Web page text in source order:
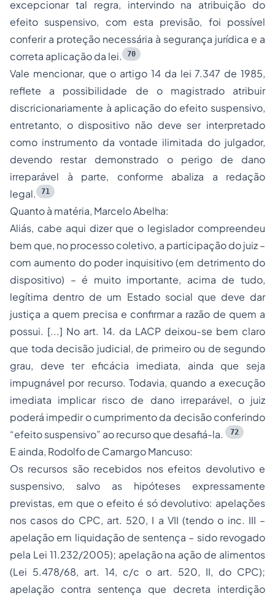
excepcionar tal regra, intervindo na atribuição do
efeito suspensivo, com esta previsão, foi possível
conferir a proteção necessária à segurança jurídica e a
correta aplicação da lei.
70
Vale mencionar, que o artigo 14 da lei 7.347 de 1985,
reflete a possibilidade de o magistrado atribuir
discricionariamente à aplicação do efeito suspensivo,
entretanto, o dispositivo não deve ser interpretado
como instrumento da vontade ilimitada do julgador,
devendo restar demonstrado o perigo de dano
irreparável à parte, conforme abaliza a redação
legal.
71
Quanto à matéria, Marcelo Abelha:
Aliás, cabe aqui dizer que o legislador compreendeu
bem que, no processo coletivo, a participação do juiz –
com aumento do poder inquisitivo (em detrimento do
dispositivo) – é muito importante, acima de tudo,
legítima dentro de um Estado social que deve dar
justiça a quem precisa e confirmar a razão de quem a
possui. [...] No art. 14. da LACP deixou-se bem claro
que toda decisão judicial, de primeiro ou de segundo
grau, deve ter eficácia imediata, ainda que seja
impugnável por recurso. Todavia, quando a execução
imediata implicar risco de dano irreparável, o juiz
poderá impedir o cumprimento da decisão conferindo
“efeito suspensivo” ao recurso que desafiá-la.
72
E ainda, Rodolfo de Camargo Mancuso:
Os recursos são recebidos nos efeitos devolutivo e
suspensivo, salvo as hipóteses expressamente
previstas, em que o efeito é só devolutivo: apelações
nos casos do CPC, art. 520, I a VII (tendo o inc. III –
apelação em liquidação de sentença – sido revogado
pela Lei 11.232/2005); apelação na ação de alimentos
(Lei 5.478/68, art. 14, c/c o art. 520, II, do CPC);
apelação contra sentença que decreta interdição